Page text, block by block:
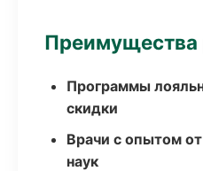
Преимущества
Программы
скидки
Врачи с опытом
наук